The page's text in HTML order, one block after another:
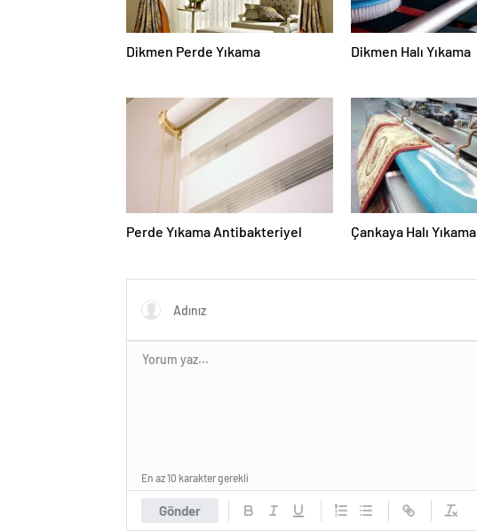
Dikmen Perde Yıkama Dikmen Halı Yıkama
Perde Yıkama Antibakteriyel Çankaya Halı Yıkama
Gönder
En az 10 karakter gerekli